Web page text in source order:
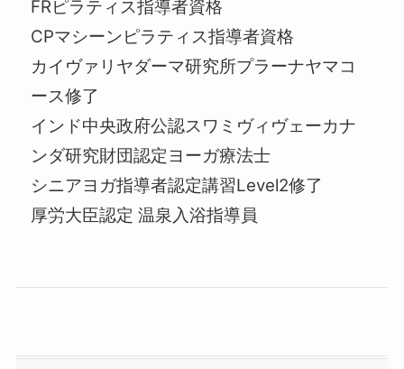
FRピラティス指導者資格
CPマシーンピラティス指導者資格
カイヴァリヤダーマ研究所プラーナヤマコ
ース修了
インド中央政府公認スワミヴィヴェーカナ
ンダ研究財団認定ヨーガ療法士
シニアヨガ指導者認定講習Level2修了
厚労大臣認定 温泉入浴指導員